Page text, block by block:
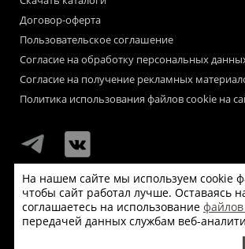
Договор-оферта
Пользовательское соглашение
Согласие на обработку персональных
Согласие на получение рекламных
Политика использования файлов cookie на
Мы используем файлы «cookie» для
Если Вас это не устраивает, пожалуйста,
На нашем сайте мы используем cookie
чтобы сайт работал лучше. Оставаясь
соглашаетесь на использование
передачей данных службам веб-